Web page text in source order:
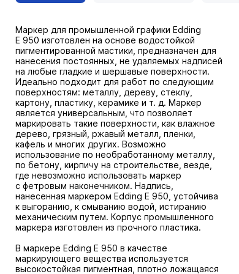
Маркер для промышленной графики Edding
E 950 изготовлен на основе водостойкой
пигментированной мастики, предназначен для
нанесения постоянных, не удаляемых надписей
на любые гладкие и шершавые поверхности.
Идеально подходит для работ по следующим
поверхностям: металлу, дереву, стеклу,
картону, пластику, керамике и т. д. Маркер
является универсальным, что позволяет
маркировать такие поверхности, как влажное
дерево, грязный, ржавый металл, пленки,
кафель и многих других. Возможно
использование по необработанному металлу,
по бетону, кирпичу на строительстве, везде,
где невозможно использовать маркер
с фетровым наконечником. Надпись,
нанесенная маркером Edding E 950, устойчива
к выгоранию, к смыванию водой, истиранию
механическим путем. Корпус промышленного
маркера изготовлен из прочного пластика.
В маркере Edding E 950 в качестве
маркирующего вещества используется
высокостойкая пигментная, плотно ложащаяся